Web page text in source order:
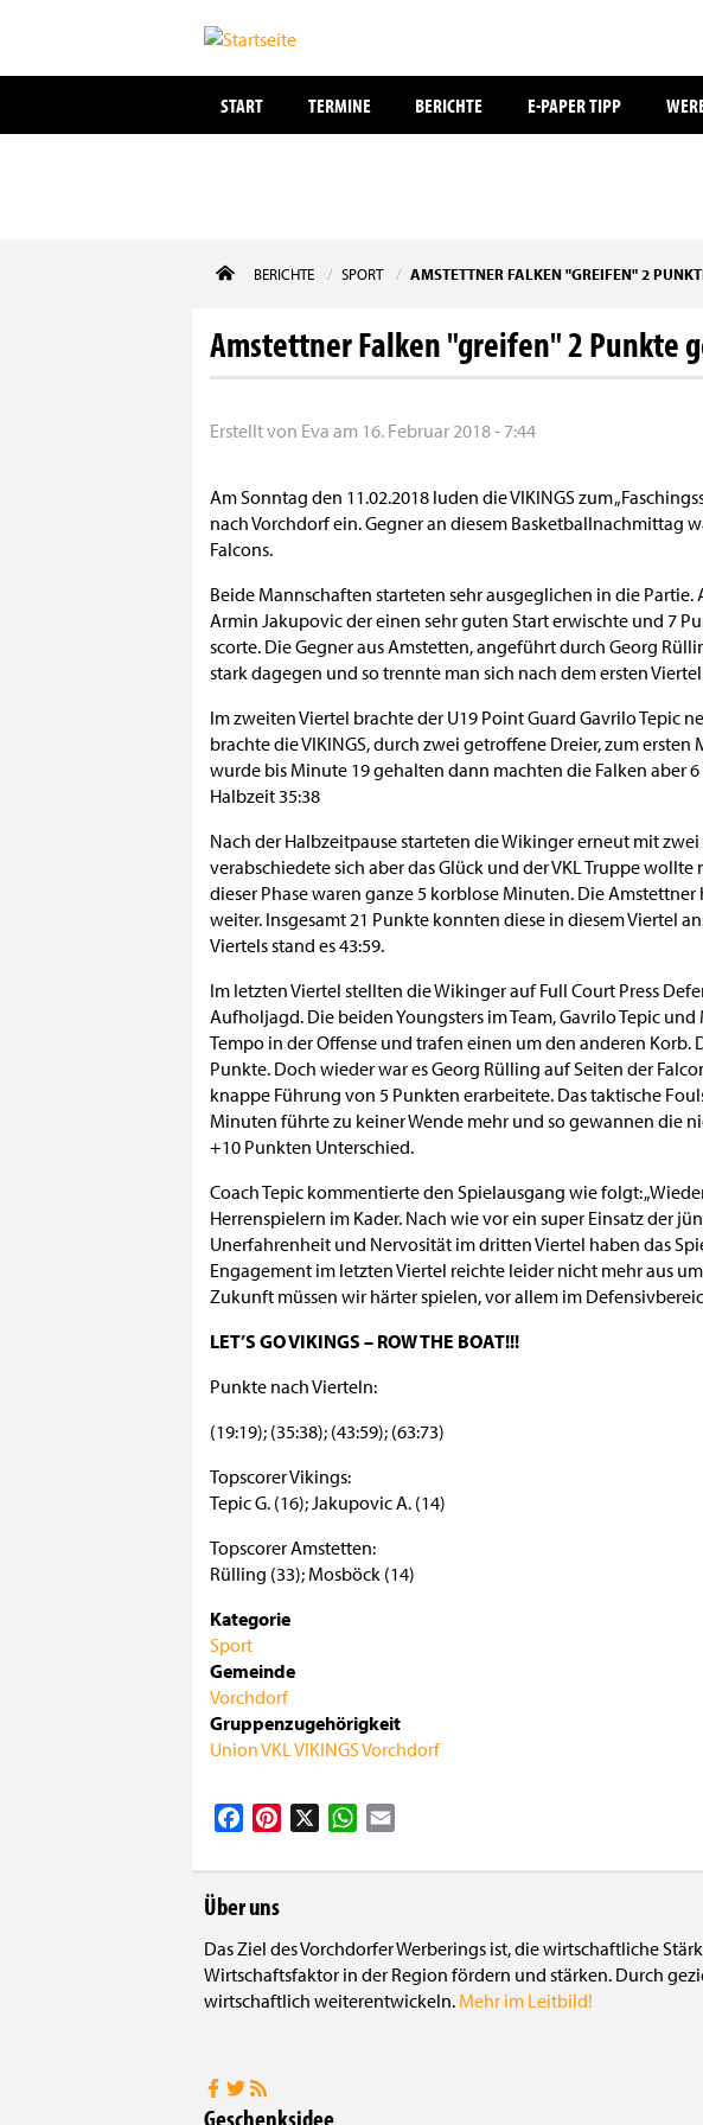
START TERMINE BERICHTE E-PAPER TIPP
BERICHTE SPORT AMSTETTNER FALKEN "GREIFEN" 2
Amstettner Falken "greifen" 2 Punkte
Erstellt von Eva am 16. Februar 2018 - 7:44
Am Sonntag den 11.02.2018 luden die VIKINGS zum
nach Vorchdorf ein. Gegner an diesem Basketballnachmittag
Falcons.
Beide Mannschaften starteten sehr ausgeglichen in die Partie.
Armin Jakupovic der einen sehr guten Start erwischte und 7
scorte. Die Gegner aus Amstetten, angeführt durch Georg
stark dagegen und so trennte man sich nach dem ersten
Im zweiten Viertel brachte der U19 Point Guard Gavrilo Tepic
brachte die VIKINGS, durch zwei getroffene Dreier, zum
wurde bis Minute 19 gehalten dann machten die Falken aber
Halbzeit 35:38
Nach der Halbzeitpause starteten die Wikinger erneut mit
verabschiedete sich aber das Glück und der VKL Truppe
dieser Phase waren ganze 5 korblose Minuten. Die
weiter. Insgesamt 21 Punkte konnten diese in diesem Viertel
Viertels stand es 43:59.
Im letzten Viertel stellten die Wikinger auf Full Court Press
Aufholjagd. Die beiden Youngsters im Team, Gavrilo Tepic
Tempo in der Offense und trafen einen um den anderen Korb.
Punkte. Doch wieder war es Georg Rülling auf Seiten der
knappe Führung von 5 Punkten erarbeitete. Das taktische
Minuten führte zu keiner Wende mehr und so gewannen die
+10 Punkten Unterschied.
Coach Tepic kommentierte den Spielausgang wie folgt:
Herrenspielern im Kader. Nach wie vor ein super Einsatz der
Unerfahrenheit und Nervosität im dritten Viertel haben das
Engagement im letzten Viertel reichte leider nicht mehr aus
Zukunft müssen wir härter spielen, vor allem im
LET’S GO VIKINGS – ROW THE BOAT!!!
Punkte nach Vierteln:
(19:19); (35:38); (43:59); (63:73)
Topscorer Vikings:
Tepic G. (16); Jakupovic A. (14)
Topscorer Amstetten:
Rülling (33); Mosböck (14)
Kategorie
Sport
Gemeinde
Vorchdorf
Gruppenzugehörigkeit
Union VKL VIKINGS Vorchdorf
FacebookPinterest WhatsApp
Über uns
Das Ziel des Vorchdorfer Werberings ist, die wirtschaftliche
Wirtschaftsfaktor in der Region fördern und stärken. Durch
wirtschaftlich weiterentwickeln. Mehr im Leitbild!
Geschenksidee